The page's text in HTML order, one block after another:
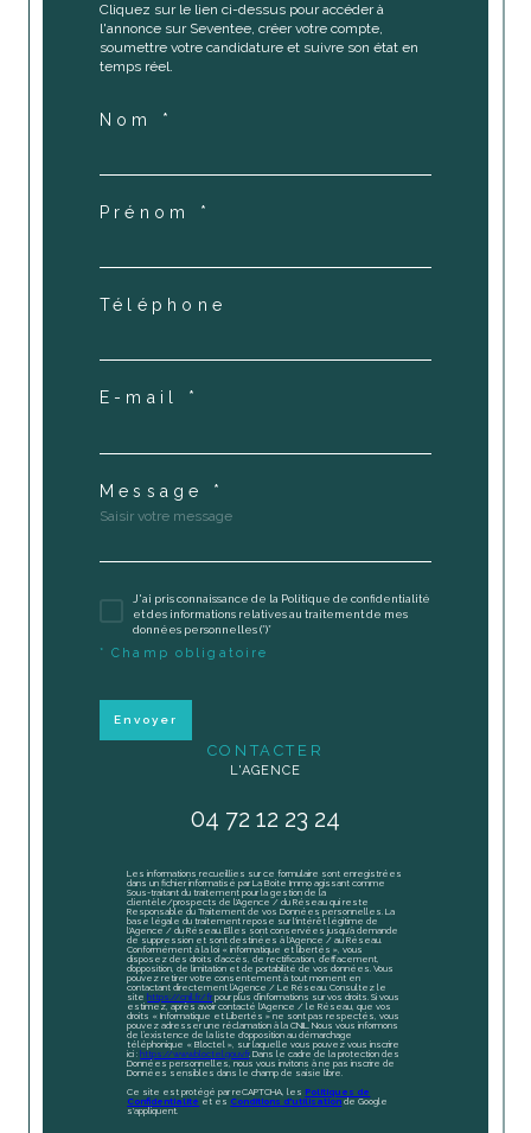
Cliquez sur le lien ci-dessus pour accéder à
l'annonce sur Seventee, créer votre compte,
soumettre votre candidature et suivre son état en
temps réel.
Nom *
Prénom *
Téléphone
E-mail *
Message *
J'ai pris connaissance de la Politique de confidentialité
et des informations relatives au traitement de mes
données personnelles (*)*
* Champ obligatoire
Envoyer
CONTACTER
L'AGENCE
04 72 12 23 24
Les informations recueillies sur ce formulaire sont enregistrées
dans un fichier informatisé par La Boite Immo agissant comme
Sous-traitant du traitement pour la gestion de la
clientèle/prospects de l'Agence / du Réseau qui reste
Responsable du Traitement de vos Données personnelles. La
base légale du traitement repose sur l'intérêt légitime de
l'Agence / du Réseau. Elles sont conservées jusqu'à demande
de suppression et sont destinées à l'Agence / au Réseau.
Conformément à la loi « informatique et libertés », vous
disposez des droits d’accès, de rectification, d’effacement,
d’opposition, de limitation et de portabilité de vos données. Vous
pouvez retirer votre consentement à tout moment en
contactant directement l’Agence / Le Réseau. Consultez le
sitehttps://cnil.fr/fr pour plus d’informations sur vos droits. Si vous
estimez, après avoir contacté l'Agence / le Réseau, que vos
droits « Informatique et Libertés » ne sont pas respectés, vous
pouvez adresser une réclamation à la CNIL. Nous vous informons
de l’existence de la liste d'opposition au démarchage
téléphonique « Bloctel », sur laquelle vous pouvez vous inscrire
ici :https://www.bloctel.gouv.fr. Dans le cadre de la protection des
Données personnelles, nous vous invitons à ne pas inscrire de
Données sensibles dans le champ de saisie libre.
Ce site est protégé par reCAPTCHA, les Politiques de
Confidentialité et es Conditions d'utilisationde Google
s'appliquent.